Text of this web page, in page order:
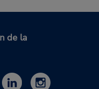
de la